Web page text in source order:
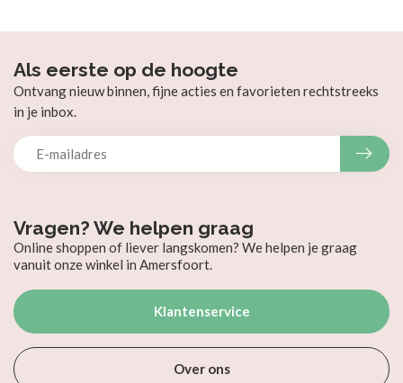
Vragen? We helpen graag
Online shoppen of liever langskomen? We helpen je graag
vanuit onze winkel in Amersfoort.
Klantenservice
Over ons
Als eerste op de hoogte
Ontvang nieuw binnen, fijne acties en favorieten rechtstreeks
in je inbox.